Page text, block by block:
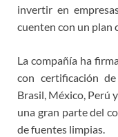
invertir en
cuenten con un plan
La compañía ha
con certificación
Brasil, México, Perú
una gran parte del
de fuentes limpias.